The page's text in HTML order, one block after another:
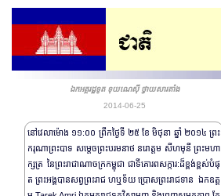
ឯកអគ្គរដ្ឋទូត ទុយណេស៊ី ថ្វាយសារតាំង
2014-06-25
នៅវេលាម៉ោង ១១:០០ ព្រឹកថ្ងៃទី ២៥ ខែ មិថុនា ឆ្នាំ ២០១៤ ព្រះ
ករុណាព្រះបាទ សម្តេចព្រះបរមនាថ នរោត្តម សីហមុនី ព្រះមហា
ក្សត្រ នៃព្រះរាជាណាចក្រកម្ពុជា ជាទីគោរពសក្ការ:ដ៏ខ្ពង់ខ្ពស់បំផុ
ត ព្រះអង្គបានសព្វព្រះរាជ ហឬទ័យ ប្រោសព្រះរាជទាន ឯកឧត្ត